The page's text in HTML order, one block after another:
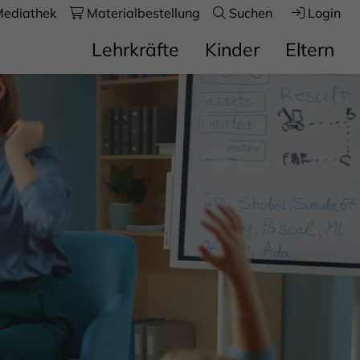
Materialbestellung Suchen Login
Lehrkräfte Kinder Eltern